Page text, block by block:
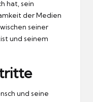
hat, sein
der Medien
seiner
und seinem
und seine